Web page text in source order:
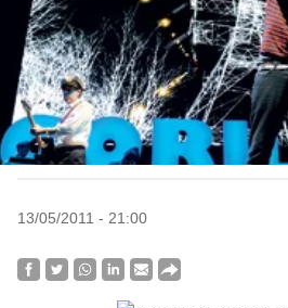
13/05/2011 - 21:00